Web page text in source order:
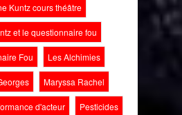
Kuntz cours théâtre
et le questionnaire fou
Fou Les Alchimies
Maryssa Rachel
d'acteur Pesticides